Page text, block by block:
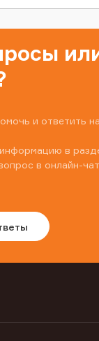
и ответить
в
в онлайн-